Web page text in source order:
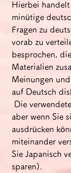
Hierbei
minütige
Fragen zu
vorab zu
besprochen,
Materialien
Meinungen
auf Deutsch
aber wenn Sie
ausdrücken
miteinander
Sie Japanisch
sparen).